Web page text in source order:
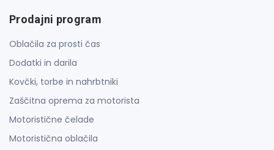
Prodajni program
Oblačila za prosti čas
Dodatki in darila
Kovčki, torbe in nahrbtniki
Zaščitna oprema za motorista
Motoristične čelade
Motoristična oblačila